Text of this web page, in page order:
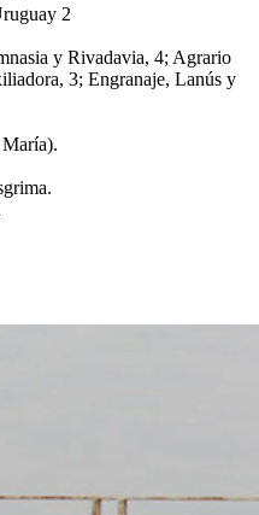
2
y Rivadavia, 4; Agrario
3; Engranaje, Lanús y